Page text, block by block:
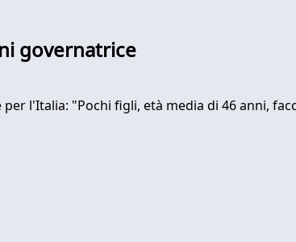
governatrice
l'Italia: "Pochi figli, età media di 46 anni,